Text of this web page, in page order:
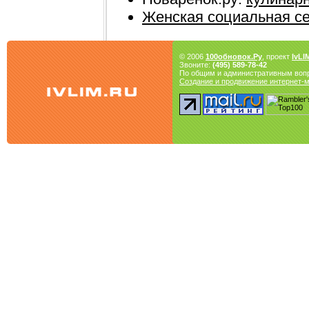
Женская социальная
© 2006 100обновок.Ру , проект
Звоните: (495) 589-78-42
По общим и административным
Создание и продвижение интернет-